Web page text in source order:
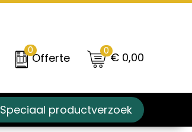
0
Offerte 0€ 0,00
Speciaal productverzoek